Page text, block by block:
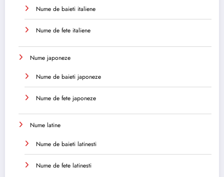
Nume de baieti italiene
Nume de fete italiene
Nume japoneze
Nume de baieti japoneze
Nume de fete japoneze
Nume latine
Nume de baieti latinesti
Nume de fete latinesti